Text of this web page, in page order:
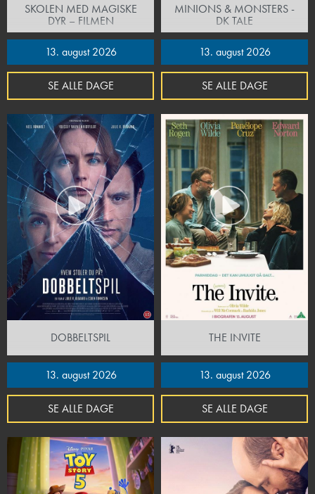
SKOLEN MED MAGISKE
DYR – FILMEN
13. august 2026
SE ALLE DAGE
MINIONS & MONSTERS -
DK TALE
13. august 2026
SE ALLE DAGE
DOBBELTSPIL
13. august 2026
SE ALLE DAGE
THE INVITE
13. august 2026
SE ALLE DAGE